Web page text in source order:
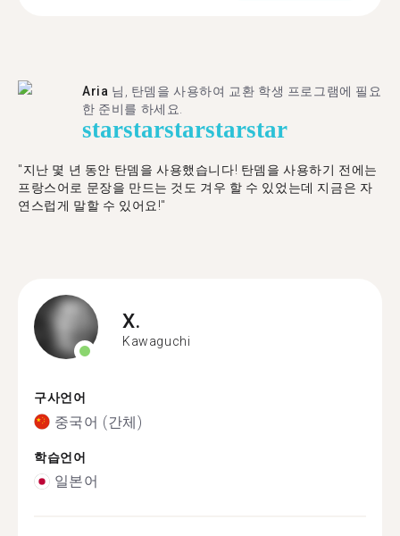
Aria 님, 탄뎀을 사용하여 교환 학생 프로그램에 필요
한 준비를 하세요.
starstarstarstarstar
"​​지난 몇 년 동안 탄뎀을 사용했습니다! 탄뎀을 사용하기 전에는
프랑스어로 문장을 만드는 것도 겨우 할 수 있었는데 지금은 자
연스럽게 말할 수 있어요!"
X.
Kawaguchi
구사언어
중국어 (간체)
학습언어
일본어